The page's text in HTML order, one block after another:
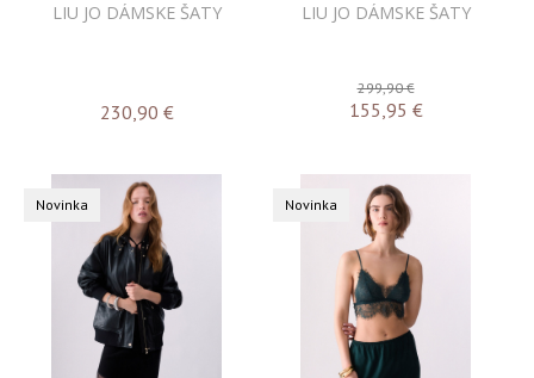
LIU JO DÁMSKE ŠATY
230,90 €
LIU JO DÁMSKE ŠATY
299,90 €
155,95 €
Novinka Novinka